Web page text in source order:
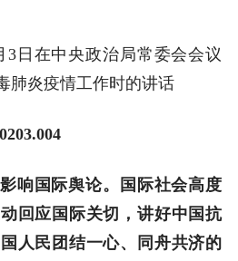
3日在中央政治局常委会会议
肺炎疫情工作时的讲话
响国际舆论。国际社会高度
回应国际关切，讲好中国抗
人民团结一心、同舟共济的